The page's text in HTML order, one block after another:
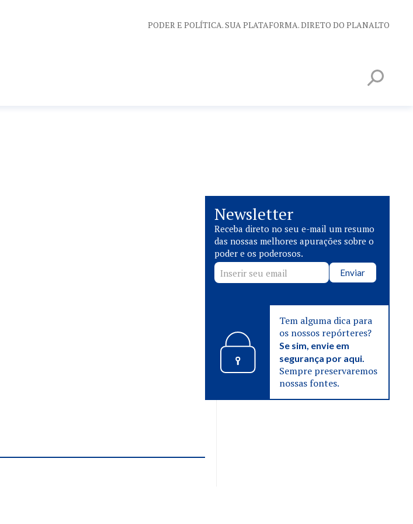
PODER E POLÍTICA. SUA PLATAFORMA. DIRETO DO PLANALTO
Newsletter
Receba direto no seu e-mail um resumo
das nossas melhores apurações sobre o
poder e os poderosos.
Enviar
Tem alguma dica para
os nossos repórteres?
Se sim, envie em
segurança por aqui.
Sempre preservaremos
nossas fontes.